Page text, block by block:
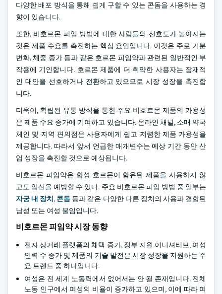
다양한 배포 방식을 통해 쉽게 구할 수 있는 콘돔을 사용하는 경
향이 있습니다.
또한, 비호르몬 피임 방법에 대한 사람들의 선호도가 높아지는
것은 제품 수요를 촉진하는 핵심 요인입니다. 이것은 주로 기분
변화, 체중 증가 등과 같은 호르몬 피임약과 관련된 일반적인 부
작용에 기인합니다. 호르몬 제품에 더 취약한 사용자는 잠재적
인 대안을 선호하거나 전환하고 있으므로 시장 성장을 촉진합
니다.
더욱이, 확립된 유통 방식을 통한 주요 비호르몬 제품의 가용성
은 제품 수요 증가에 기여하고 있습니다. 온라인 채널, 소매 약국
체인 및 지역 편의점은 사용자에게 쉽고 저렴한 제품 가용성을
제공합니다. 따라서 앞서 언급한 매개변수는 예상 기간 동안 산
업 성장을 촉진할 것으로 예상됩니다.
비호르몬 피임약은 합성 호르몬이 함유된 제품을 사용하지 않
고도 임신을 예방할 수 있다. 주요 비호르몬 피임 방법 중 일부는
자궁 내 장치, 콘돔 등과 같은 다양한 다른 장치의 사용과 결합된
남성 또는 여성 불임입니다.
비호르몬 피임약 시장 동향
전자 상거래 플랫폼의 채택 증가, 정부 지원 이니셔티브, 여성
인력 수 증가 및 제품의 기술 발전은 시장 성장을 지원하는 주
요 트렌드 중 하나입니다.
여성은 전 세계 노동력에서 없어서는 안 될 존재입니다. 전체
노동 인구에서 여성의 비율이 증가하고 있으며, 이에 따라 여